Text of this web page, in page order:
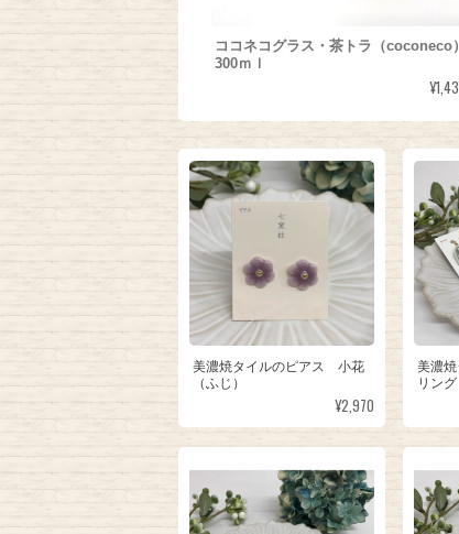
ココネコグラス・茶トラ（coconeco）
300ｍｌ
美濃焼タイルのピアス 小花
（ふじ）
¥2,970
美濃
リン